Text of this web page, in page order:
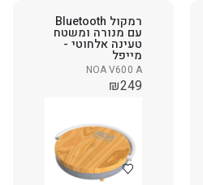
רמקול Bluetooth
עם מנורה ומשטח
טעינה אלחוטי -
מייפל
NOA V600 A
₪249